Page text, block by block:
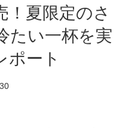
！夏限定のさ
たい一杯を実
ポート